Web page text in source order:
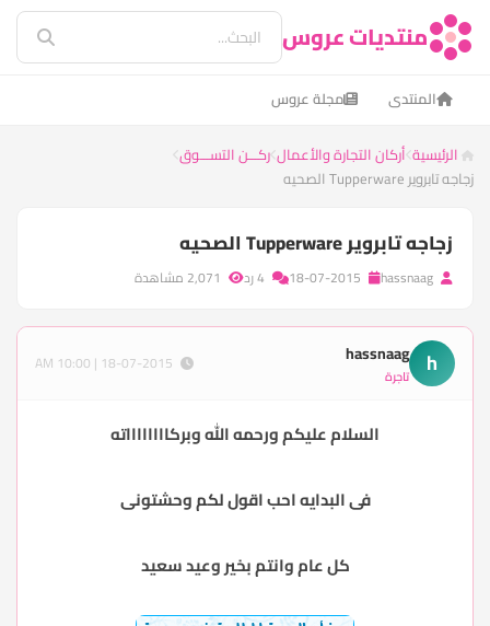
منتديات عروس
المنتدى مجلة عروس
الرئيسية أركان التجارة والأعمال ركـــن التســـوق
زجاجه تابروير Tupperware الصحيه
زجاجه تابروير Tupperware الصحيه
h
hassnaag
تاجرة
السلام عليكم ورحمه الله وبركااااااااته
فى البدايه احب اقول لكم وحشتونى
كل عام وانتم بخير وعيد سعيد